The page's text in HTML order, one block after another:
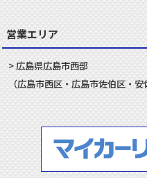
営業エリア
広島県広島市西部
（広島市西区・ 広島市佐伯区・ 安